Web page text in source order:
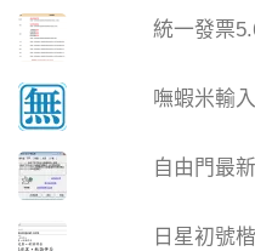
統一發票
嘸蝦米輸
自由門最
日星初號